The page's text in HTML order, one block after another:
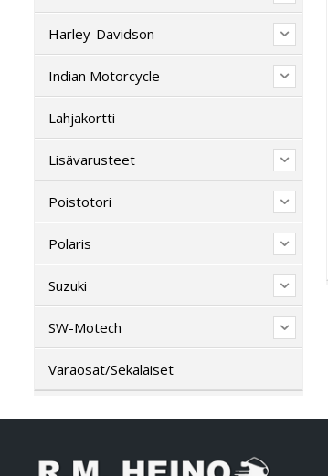
Harley-Davidson
Indian Motorcycle
Lahjakortti
Lisävarusteet
Poistotori
Polaris
Suzuki
SW-Motech
Varaosat/Sekalaiset